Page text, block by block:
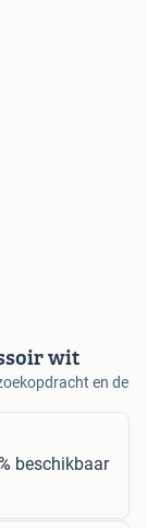
wit
en de
beschikbaar